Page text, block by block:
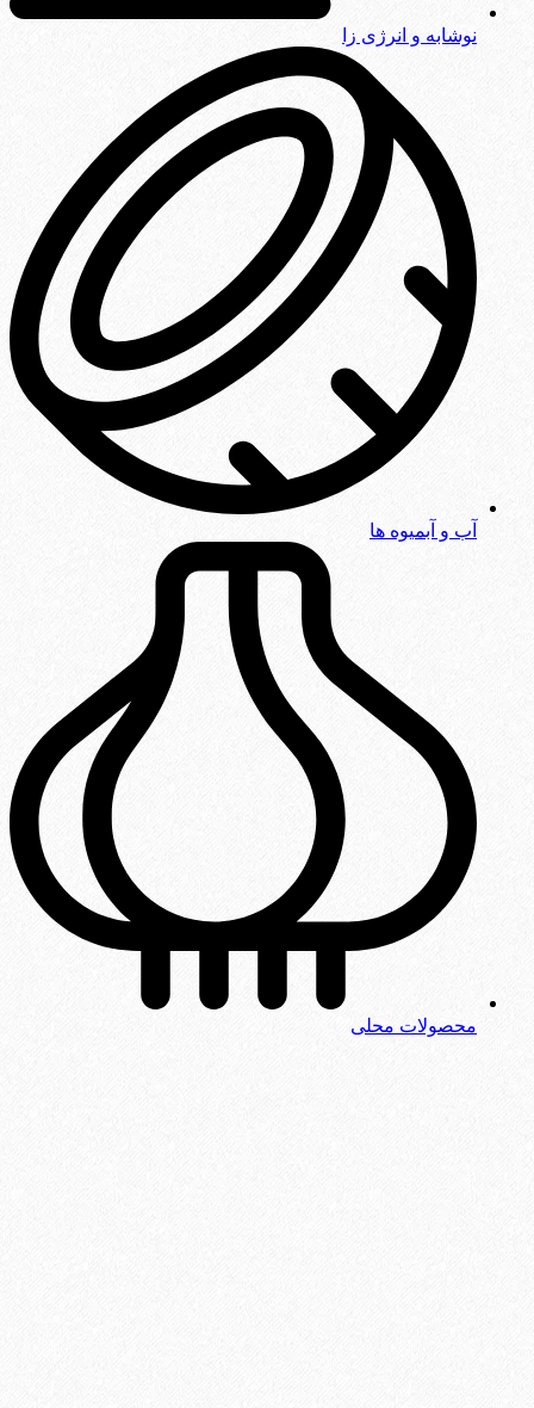
نوشابه و انرژی زا
آب و آبمیوه ها
محصولات محلی